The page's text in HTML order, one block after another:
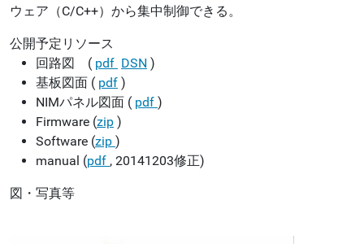
ウェア（C/C++）から集中制御できる。
公開予定リソース
回路図 ( pdf DSN )
基板図面 ( pdf )
NIMパネル図面 ( pdf )
Firmware (zip )
Software (zip )
manual (pdf , 20141203修正)
図・写真等